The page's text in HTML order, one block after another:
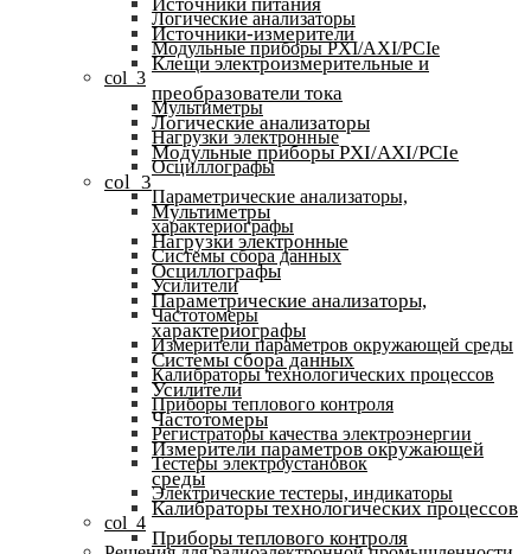
Логические анализаторы
Модульные приборы PXI/AXI/PCIe
col_3
Мультиметры
Нагрузки электронные
Осциллографы
Параметрические анализаторы,
характериографы
Системы сбора данных
Усилители
Частотомеры
Измерители параметров окружающей среды
Калибраторы технологических процессов
Приборы теплового контроля
Регистраторы качества электроэнергии
Тестеры электроустановок
Электрические тестеры, индикаторы
col_4
Источники-измерители
Клещи электроизмерительные и
преобразователи тока
Логические анализаторы
Модульные приборы PXI/AXI/PCIe
col_3
Мультиметры
Нагрузки электронные
Осциллографы
Параметрические анализаторы,
характериографы
Системы сбора данных
Усилители
Частотомеры
Измерители параметров окружающей
среды
Калибраторы технологических процессов
Приборы теплового контроля